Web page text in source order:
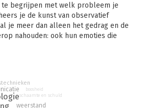
begrijpen met welk probleem je
je de kunst van observatief
je meer dan alleen het gedrag en de
nahouden: ook hun emoties die
Situatie-Emotie-Gedrag
stand komen, betekenis geven en
en het gedrag van een mens.
weerstand
schaamte en schuld
boosheid